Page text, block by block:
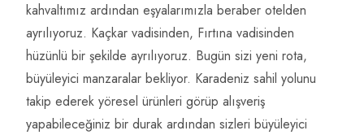
kahvaltımız ardından eşyalarımızla beraber otelden
ayrılıyoruz. Kaçkar vadisinden, Fırtına vadisinden
hüzünlü bir şekilde ayrılıyoruz. Bugün sizi yeni rota,
büyüleyici manzaralar bekliyor. Karadeniz sahil yolunu
takip ederek yöresel ürünleri görüp alışveriş
yapabileceğiniz bir durak ardından sizleri büyüleyici